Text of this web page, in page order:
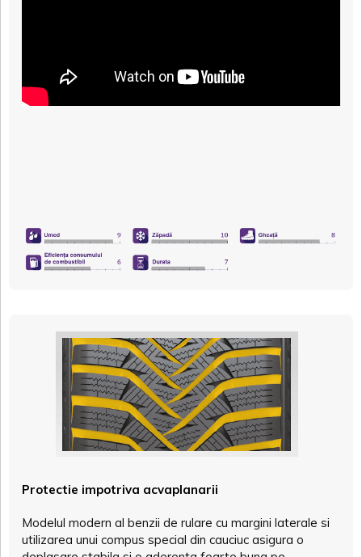
Protectie impotriva acvaplanarii
Modelul modern al benzii de rulare cu margini laterale si
utilizarea unui compus special din cauciuc asigura o